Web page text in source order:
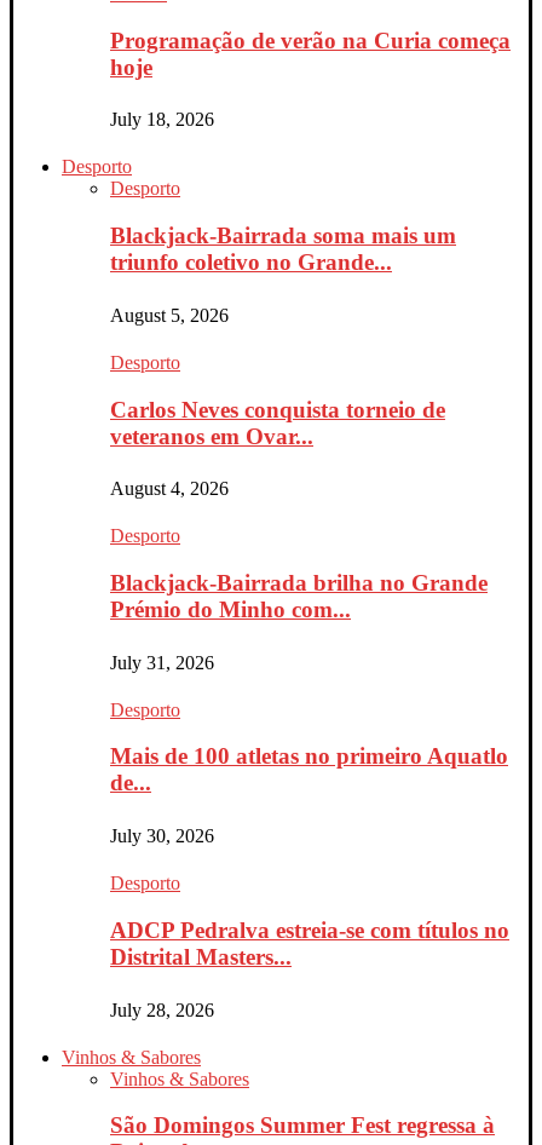
Programação de verão na Curia começa
hoje
July 18, 2026
Desporto
Desporto
Blackjack-Bairrada soma mais um
triunfo coletivo no Grande...
August 5, 2026
Desporto
Carlos Neves conquista torneio de
veteranos em Ovar...
August 4, 2026
Desporto
Blackjack-Bairrada brilha no Grande
Prémio do Minho com...
July 31, 2026
Desporto
Mais de 100 atletas no primeiro Aquatlo
de...
July 30, 2026
Desporto
ADCP Pedralva estreia-se com títulos no
Distrital Masters...
July 28, 2026
Vinhos & Sabores
Vinhos & Sabores
São Domingos Summer Fest regressa à